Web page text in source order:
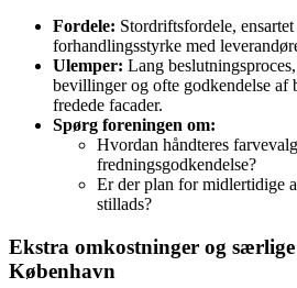
Fordele: Stordriftsfordele,
forhandlingsstyrke med
Ulemper: Lang
bevillinger og ofte godkendelse af
fredede facader.
Spørg foreningen om:
Hvordan håndteres
fredningsgodkendelse?
Er der plan for midlertidige
stillads?
Ekstra omkostninger og
København